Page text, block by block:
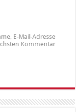
E-Mail-Adresse
Kommentar